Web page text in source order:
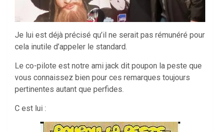
Je lui est déjà précisé qu’il ne serait pas rémunéré pour
cela inutile d’appeler le standard.
Le co-pilote est notre ami jack dit poupon la peste que
vous connaissez bien pour ces remarques toujours
pertinentes autant que perfides.
C est lui :